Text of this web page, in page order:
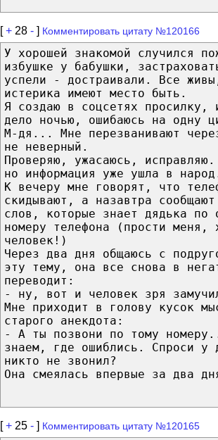
[+ 28 - ] Комментировать цитату №120166
У хорошей знакомой случился
избушке у бабушки,
успели - достраивали. Все
истерика имеют место быть.
Я создаю в соцсетях просилку,
дело ночью, ошибаюсь на одну
М-дя... Мне перезванивают
не неверный.
Проверяю, ужасаюсь, исправляю.
но информация уже ушла в
К вечеру мне говорят, что
скидывают, а назавтра
слов, которые знает дядька по
номеру телефона (прости меня,
человек!)
Через два дня общаюсь с
эту тему, она все снова в
переводит:
- ну, вот и человек зря
Мне приходит в голову кусок
старого анекдота:
- А ты позвони по тому
знаем, где ошиблись. Спроси у
никто не звонил?
Она смеялась впервые за два
[+ 25 - ] Комментировать цитату №120165